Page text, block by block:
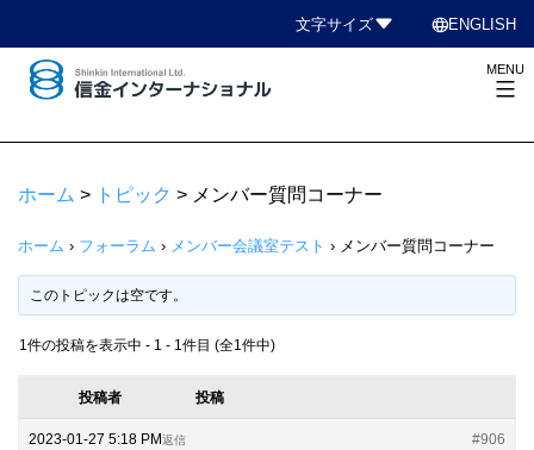
ン
ツ
文字サイズ languageENGLISH
金
タ
ー
ナ
シ
ル
MENU
ホーム > トピック > メンバー質問コーナー
ホーム › フォーラム › メンバー会議室テスト › メンバー質問コーナー
このトピックは空です。
1件の投稿を表示中 - 1 - 1件目 (全1件中)
投稿者 投稿
2023-01-27 5:18 PM #906
返信